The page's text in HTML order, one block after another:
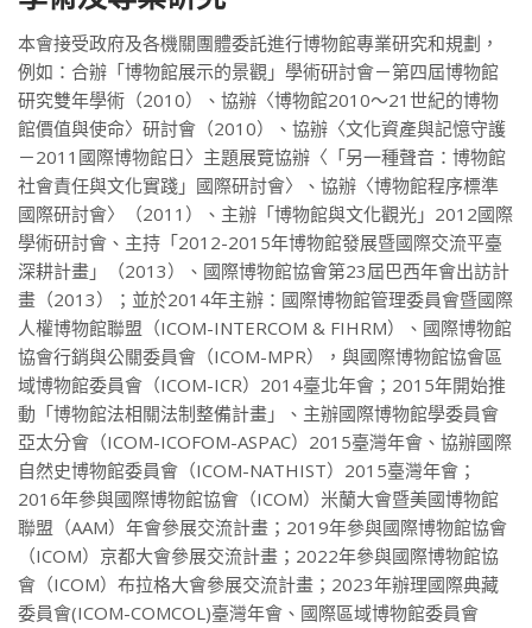
本會接受政府及各機關團體委託進行博物館專業研究和規劃，
例如：合辦「博物館展示的景觀」學術研討會－第四屆博物館
研究雙年學術（2010）、協辦〈博物館2010～21世紀的博物
館價值與使命〉研討會（2010）、協辦〈文化資產與記憶守護
－2011國際博物館日〉主題展覽協辦〈「另一種聲音：博物館
社會責任與文化實踐」國際研討會〉、協辦〈博物館程序標準
國際研討會〉（2011）、主辦「博物館與文化觀光」2012國際
學術研討會、主持「2012-2015年博物館發展暨國際交流平臺
深耕計畫」（2013）、國際博物館協會第23屆巴西年會出訪計
畫（2013）；並於2014年主辦：國際博物館管理委員會暨國際
人權博物館聯盟（ICOM-INTERCOM & FIHRM）、國際博物館
協會行銷與公關委員會（ICOM-MPR），與國際博物館協會區
域博物館委員會（ICOM-ICR）2014臺北年會；2015年開始推
動「博物館法相關法制整備計畫」、主辦國際博物館學委員會
亞太分會（ICOM-ICOFOM-ASPAC）2015臺灣年會、協辦國際
自然史博物館委員會（ICOM-NATHIST）2015臺灣年會；
2016年參與國際博物館協會（ICOM）米蘭大會暨美國博物館
聯盟（AAM）年會參展交流計畫；2019年參與國際博物館協會
（ICOM）京都大會參展交流計畫；2022年參與國際博物館協
會（ICOM）布拉格大會參展交流計畫；2023年辦理國際典藏
委員會(ICOM-COMCOL)臺灣年會、國際區域博物館委員會